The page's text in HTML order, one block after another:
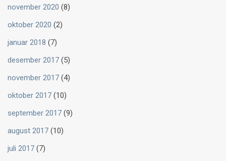
november 2020 (8)
oktober 2020 (2)
januar 2018 (7)
desember 2017 (5)
november 2017 (4)
oktober 2017 (10)
september 2017 (9)
august 2017 (10)
juli 2017 (7)